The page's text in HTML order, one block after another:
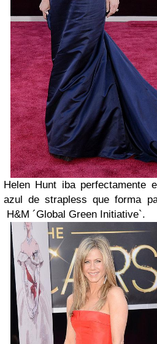
Helen Hunt iba perfectamente
azul de strapless que forma
H&M ´Global Green Initiative`.